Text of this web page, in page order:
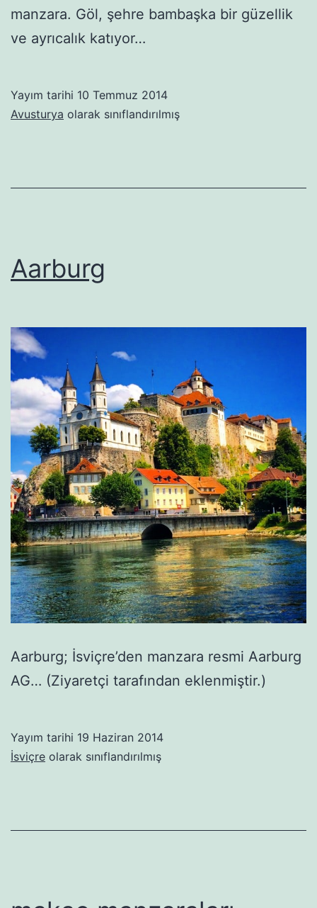
manzara. Göl, şehre bambaşka bir güzellik
ve ayrıcalık katıyor…
Yayım tarihi 10 Temmuz 2014
Avusturya olarak sınıflandırılmış
Aarburg
Aarburg; İsviçre’den manzara resmi Aarburg
AG… (Ziyaretçi tarafından eklenmiştir.)
Yayım tarihi 19 Haziran 2014
İsviçre olarak sınıflandırılmış